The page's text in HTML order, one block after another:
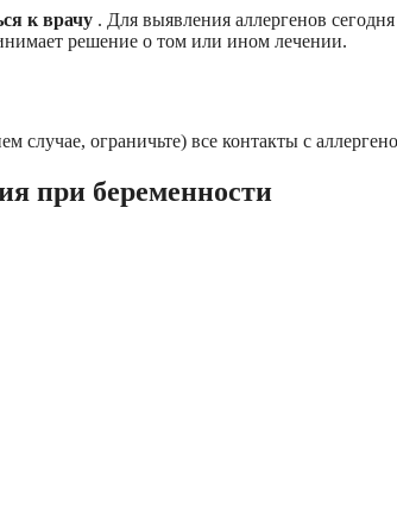
к врачу . Для выявления аллергенов сегодня
решение о том или ином лечении.
случае, ограничьте) все контакты с
при беременности